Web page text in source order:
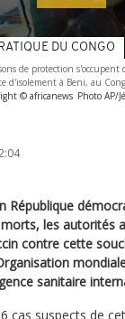
de protection
d'isolement à Beni, au
© africanews Photo AP/
DU CONGO
République
les autorités
contre cette
sanitaire
cas suspects de